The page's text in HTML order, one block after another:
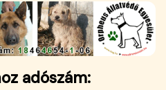
adószám: